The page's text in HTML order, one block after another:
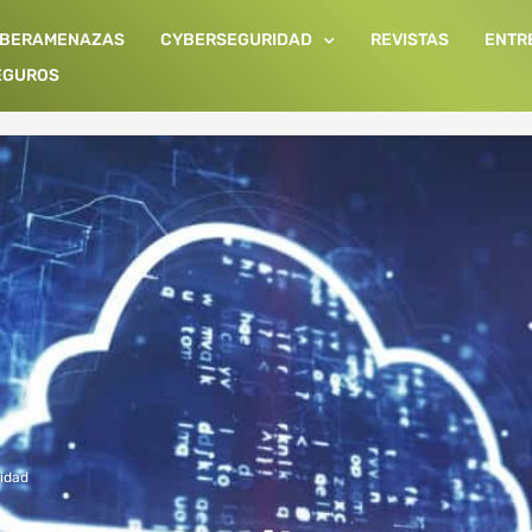
CYBERSEGURIDAD REVISTAS